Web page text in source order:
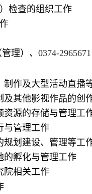
检查的组织工作
理）、 0374-
制作及大型活动直播
及其他影视作品的创
资源的存储与管理工
与管理工作
规划建设、管理等工
的孵化与管理工作
院相关工作